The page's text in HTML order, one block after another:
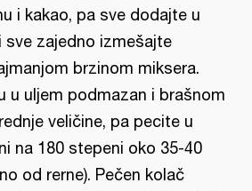
i kakao, pa sve dodajte u
sve zajedno izmešajte
brzinom miksera.
u uljem podmazan i brašnom
veličine, pa pecite u
na 180 stepeni oko 35-40
od rerne). Pečen kolač